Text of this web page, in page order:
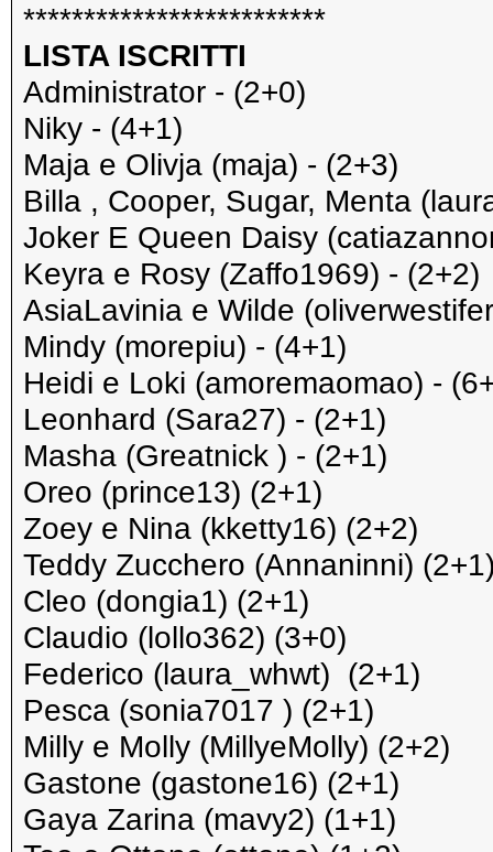
*************************
LISTA ISCRITTI
Administrator - (2+0)
Niky - (4+1)
Maja e Olivja (maja) - (2+3)
Billa , Cooper, Sugar, Menta
Joker E Queen Daisy
Keyra e Rosy (Zaffo1969) - (2+2)
AsiaLavinia e Wilde
Mindy (morepiu) - (4+1)
Heidi e Loki (amoremaomao) -
Leonhard (Sara27) - (2+1)
Masha (Greatnick ) - (2+1)
Oreo (prince13) (2+1)
Zoey e Nina (kketty16) (2+2)
Teddy Zucchero (Annaninni)
Cleo (dongia1) (2+1)
Claudio (lollo362) (3+0)
Federico (laura_whwt) (2+1)
Pesca (sonia7017 ) (2+1)
Milly e Molly (MillyeMolly) (2+2)
Gastone (gastone16) (2+1)
Gaya Zarina (mavy2) (1+1)